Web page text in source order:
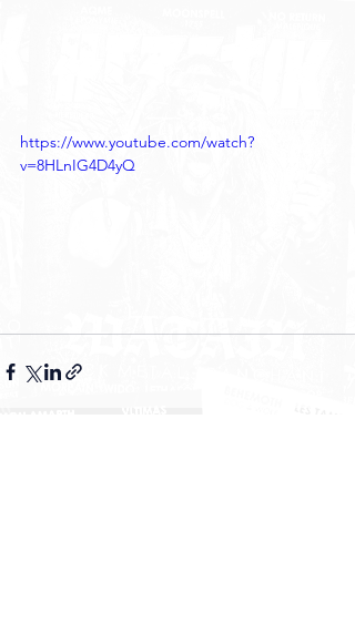
https://www.youtube.com/watch?
v=8HLnIG4D4yQ